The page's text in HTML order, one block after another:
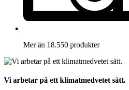
Mer än 18.550 produkter
Vi arbetar på ett klimatmedvetet sätt.